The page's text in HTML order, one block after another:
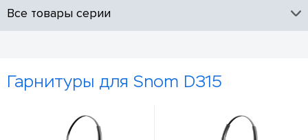
Все товары серии
Гарнитуры для Snom D315